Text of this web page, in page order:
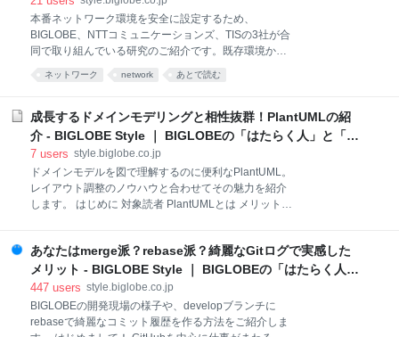
わるケースや、コードを触りながらわかっていくよう
な非機能要件などには適用できなさそうだと思いまし
た。どういったケースにTDDが用いられるのでしょう
か。逆にどういったケースには向かないのでしょう
本番ネットワーク環境を安全に設定するため、
BIGLOBE、NTTコミュニケーションズ、TISの3社が合
同で取り組んでいる研究のご紹介です。既存環境から
自動抽出したモデル上で、設定を事前に検証します。
1. はじめに プロジェクトの背景 プロジェクトのねら
2. 運用対象ネットワークの検証環境構築方法 検証環境
のネットワーク構成 vrnetlabによる検証環境の構築
vrnetlabのマルチノード構成 検証環境のまとめと今後
期取得 実際のワークフロー 今後の課題 次回：L1-L3ト
ポロジのモデルデータの作成 最後に 1. はじめに 基盤
本部ネットワーク技術部の滝口と、同じくネットワー
オープンラボラトリ（Okinawa Open
ネットワーク network あとで読む
成長するドメインモデリングと相性抜群！PlantUMLの紹
介 - BIGLOBE Style ｜ BIGLOBEの「はたらく人」と「ト
ガッた技術」
7 users style.biglobe.co.jp
ドメインモデルを図で理解するのに便利なPlantUML。
レイアウト調整のノウハウと合わせてその魅力を紹介
します。 はじめに 対象読者 PlantUMLとは メリット
BIGLOBEではドメイン駆動設計（Domain Driven
Design：DDD）を実践しています。 DDDではドメイ
ンモデルを育てていき、継続的にソフトウェアの価値
を高めていくことが重要となります。 ドメインモデル
とは、業務的な関心ごと(=ドメイン)の問題を解決する
ために表現するものです。そんなドメインモデルをみ
あなたはmerge派？rebase派？綺麗なGitログで実感した
メリット - BIGLOBE Style ｜ BIGLOBEの「はたらく人」
と「トガッた技術」
447 users style.biglobe.co.jp
BIGLOBEの開発現場の様子や、developブランチに
rebaseで綺麗なコミット履歴を作る方法をご紹介しま